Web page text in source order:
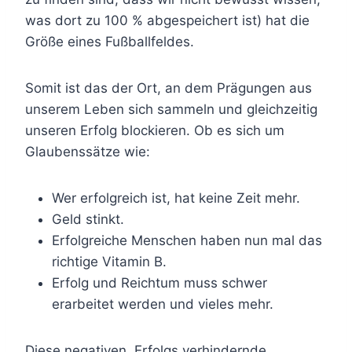
was dort zu 100 % abgespeichert ist) hat die
Größe eines Fußballfeldes.
Somit ist das der Ort, an dem Prägungen aus
unserem Leben sich sammeln und gleichzeitig
unseren Erfolg blockieren. Ob es sich um
Glaubenssätze wie:
Wer erfolgreich ist, hat keine Zeit mehr.
Geld stinkt.
Erfolgreiche Menschen haben nun mal das
richtige Vitamin B.
Erfolg und Reichtum muss schwer
erarbeitet werden und vieles mehr.